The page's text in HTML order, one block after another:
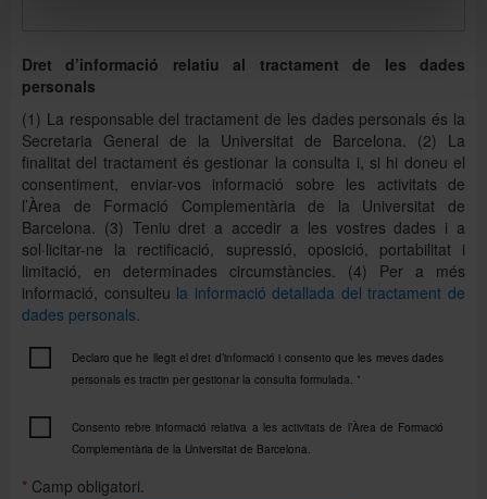
Dret d’informació relatiu al tractament de les dades
personals
(1) La responsable del tractament de les dades personals és la
Secretaria General de la Universitat de Barcelona. (2) La
finalitat del tractament és gestionar la consulta i, si hi doneu el
consentiment, enviar-vos informació sobre les activitats de
l’Àrea de Formació Complementària de la Universitat de
Barcelona. (3) Teniu dret a accedir a les vostres dades i a
sol·licitar-ne la rectificació, supressió, oposició, portabilitat i
limitació, en determinades circumstàncies. (4) Per a més
informació, consulteu la informació detallada del tractament de
dades personals.
Declaro que he llegit el dret d’informació i consento que les meves dades
personals es tractin per gestionar la consulta formulada. *
Consento rebre informació relativa a les activitats de l’Àrea de Formació
Complementària de la Universitat de Barcelona.
* Camp obligatori.